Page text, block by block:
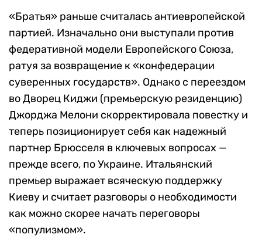
«Братья» раньше считалась антиевропейской
партией. Изначально они выступали против
федеративной модели Европейского Союза,
ратуя за возвращение к «конфедерации
суверенных государств». Однако с переездом
во Дворец Киджи (премьерскую резиденцию)
Джорджа Мелони скорректировала повестку и
теперь позиционирует себя как надежный
партнер Брюсселя в ключевых вопросах —
прежде всего, по Украине. Итальянский
премьер выражает всяческую поддержку
Киеву и считает разговоры о необходимости
как можно скорее начать переговоры
«популизмом».